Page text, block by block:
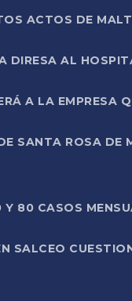
ACTOS DE
DIRESA AL
A LA EMPRESA
SANTA ROSA
80 CASOS
SALCEO